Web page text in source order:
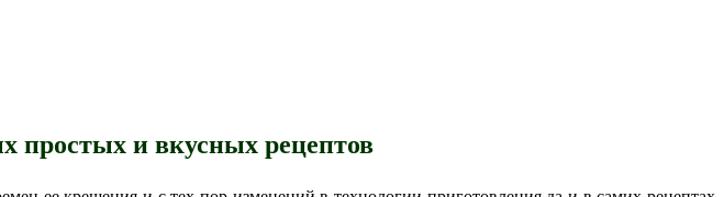
простых и вкусных рецептов